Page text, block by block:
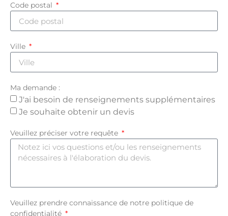
Code postal
Ville
Ma demande :
J'ai besoin de renseignements supplémentaires
Je souhaite obtenir un devis
Veuillez préciser votre requête
Veuillez prendre connaissance de notre politique de
confidentialité